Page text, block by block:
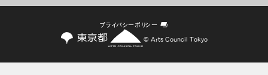
プライバシーポリシー
© Arts Council Tokyo